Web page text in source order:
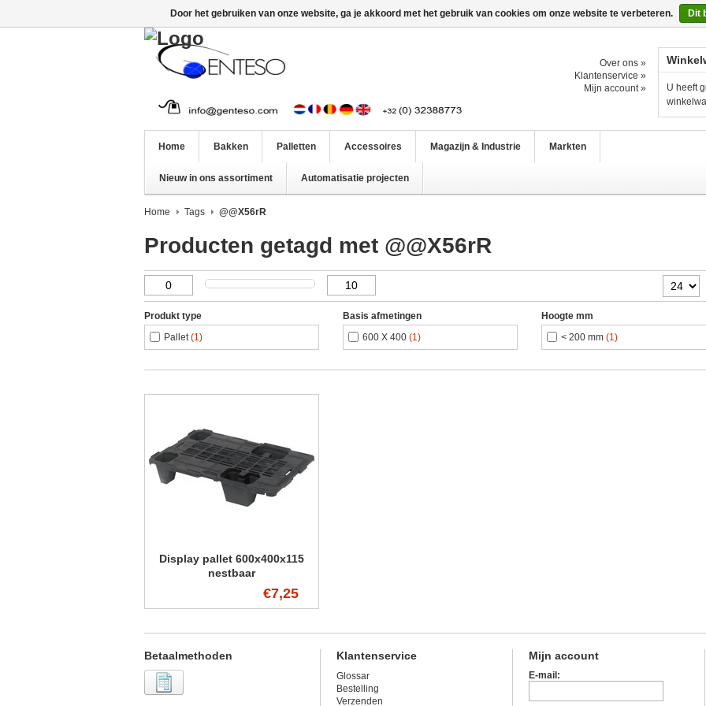
Over ons »
Klantenservice »
Mijn account »
U heeft
Home Bakken Palletten Accessoires Magazijn & Industrie Markten
Nieuw in ons assortiment Automatisatie projecten
Home Tags @@X56rR
Producten getagd met @@X56rR
Produkt type
Pallet(1)
Basis afmetingen
600 X 400 (1)
Hoogte mm
< 200 mm (1)
Display pallet 600x400x115
nestbaar
€7,25
Betaalmethoden Klantenservice
Glossar
Bestelling
Verzenden
Mijn account
E-mail:
Door het gebruiken van onze website, ga je akkoord met het gebruik van cookies om onze website te verbeteren. Dit